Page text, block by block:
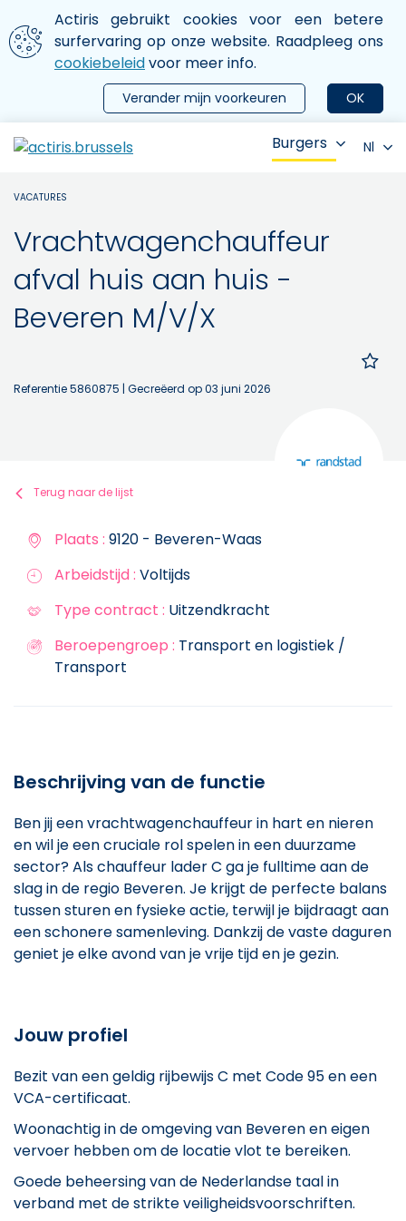
Aller au contenu principal
We gebruiken cookies
Actiris gebruikt cookies voor een betere
surfervaring op onze website. Raadpleeg ons
cookiebeleidvoor meer info.
OK
Verander mijn voorkeuren
le menu
Burgers Nl
VACATURES
Vrachtwagenchauffeur
afval huis aan huis -
Beveren M/V/X
Referentie 5860875 | Gecreëerd op 03 juni 2026
Terug naar de lijst
Plaats : 9120 - Beveren-Waas
Arbeidstijd : Voltijds
Type contract : Uitzendkracht
Beroepengroep : Transport en logistiek /
Transport
Beschrijving van de functie
Ben jij een vrachtwagenchauffeur in hart en nieren
en wil je een cruciale rol spelen in een duurzame
sector? Als chauffeur lader C ga je fulltime aan de
slag in de regio Beveren. Je krijgt de perfecte balans
tussen sturen en fysieke actie, terwijl je bijdraagt aan
een schonere samenleving. Dankzij de vaste daguren
geniet je elke avond van je vrije tijd en je gezin.
Jouw profiel
Bezit van een geldig rijbewijs C met Code 95 en een
VCA-certificaat.
Woonachtig in de omgeving van Beveren en eigen
vervoer hebben om de locatie vlot te bereiken.
Goede beheersing van de Nederlandse taal in
verband met de strikte veiligheidsvoorschriften.